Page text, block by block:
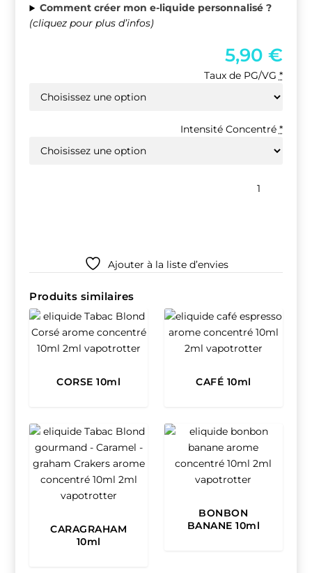
Comment créer mon e-liquide personnalisé ?
(cliquez pour plus d’infos)
5,90 €
Taux de PG/VG *
Intensité Concentré *
quantité
Ajouter à la liste d’envies
Produits similaires
CORSE 10ml CAFÉ 10ml
CARAGRAHAM
10ml
BONBON
BANANE 10ml